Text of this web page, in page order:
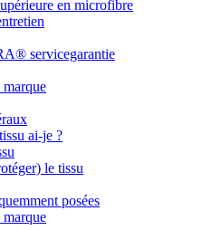
en microfibre
servicegarantie
ai-je ?
le tissu
posées